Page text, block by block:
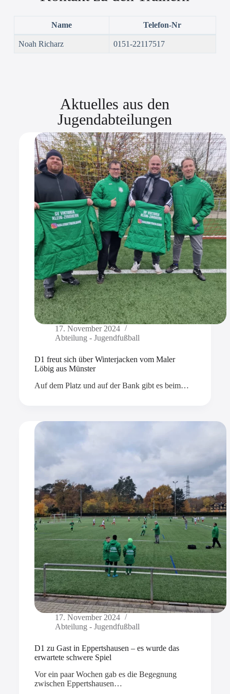
Name Telefon-Nr
Noah Richarz 0151-22117517
Aktuelles aus den
Jugendabteilungen
17. November 2024
Abteilung - Jugendfußball
D1 freut sich über Winterjacken vom Maler
Löbig aus Münster
Auf dem Platz und auf der Bank gibt es beim…
17. November 2024
Abteilung - Jugendfußball
D1 zu Gast in Eppertshausen – es wurde das
erwartete schwere Spiel
Vor ein paar Wochen gab es die Begegnung
zwischen Eppertshausen…